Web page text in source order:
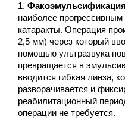
наиболее
катаракты. Операция
2,5 мм) через который
помощью ультразвука
превращается в
вводится гибкая линза,
разворачивается и
реабилитационный
операции не требуется.